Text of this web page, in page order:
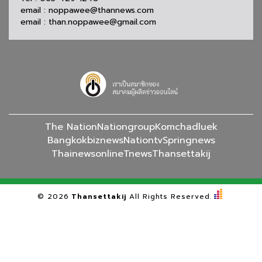
email : noppawee@thannews.com
email : than.noppawee@gmail.com
The NationNationgroupKomchadluek
BangkokbiznewsNationtvSpringnews
ThainewsonlineTnewsThansettakij
© 2026 Thansettakij All Rights Reserved.